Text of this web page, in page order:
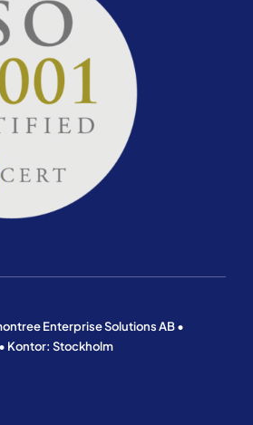
Enterprise Solutions AB •
Kontor: Stockholm